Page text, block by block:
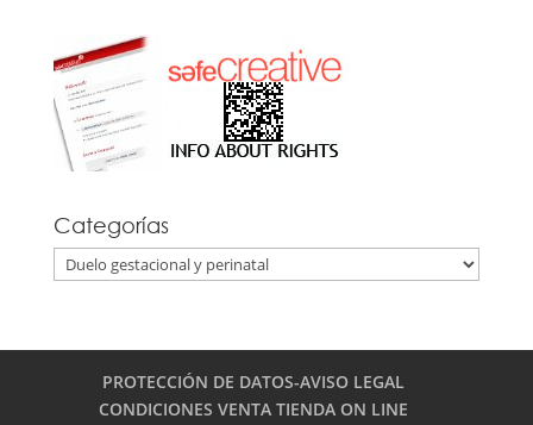
Categorías
Categorías
PROTECCIÓN DE DATOS-AVISO LEGAL
CONDICIONES VENTA TIENDA ON LINE